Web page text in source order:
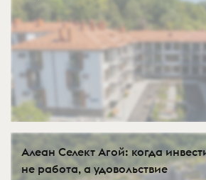
Алеан Селект Агой: когда
не работа, а удовольствие